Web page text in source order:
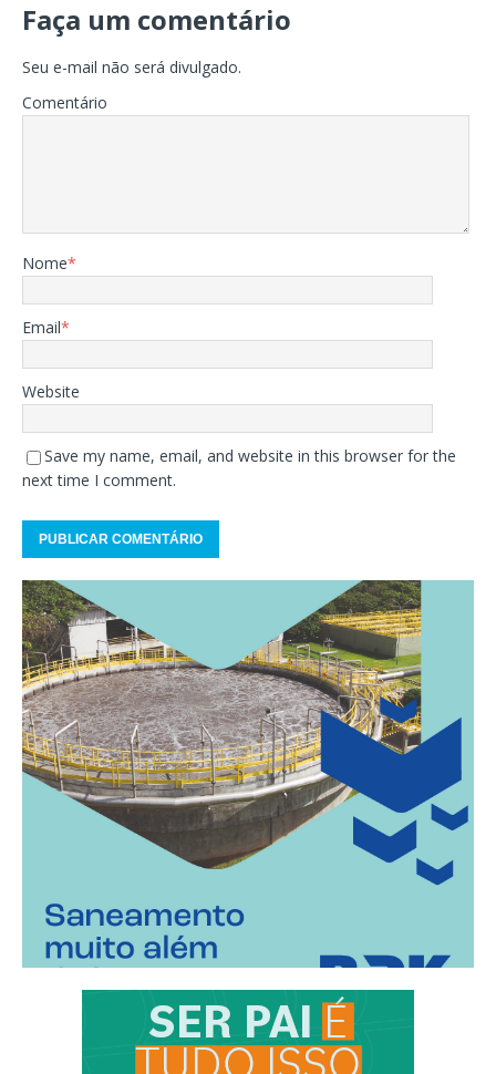
Faça um comentário
Seu e-mail não será divulgado.
Comentário
Nome*
Email*
Website
Save my name, email, and website in this browser for the
next time I comment.